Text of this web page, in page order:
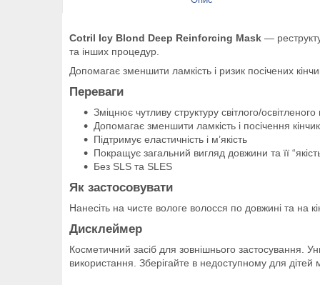
Cotril Icy Blond Deep Reinforcing Mask —
та інших процедур.
Допомагає зменшити ламкість і ризик посічених
Переваги
Зміцнює чутливу структуру світлого/
Допомагає зменшити ламкість і посічення
Підтримує еластичність і м’якість
Покращує загальний вигляд довжини та її
Без SLS та SLES
Як застосовувати
Нанесіть на чисте вологе волосся по довжині та на
Дисклеймер
Косметичний засіб для зовнішнього застосування.
використання. Зберігайте в недоступному для дітей